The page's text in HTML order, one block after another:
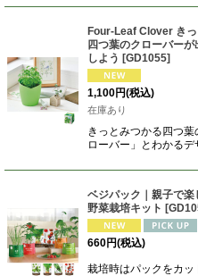
Four-Leaf Clover き
四つ葉のクローバー
しよう [GD1055]
1,100円(税込)
在庫あり
きっとみつかる四つ
ローバー」とわかる
ベジパック｜親子で
野菜栽培キット [
660円(税込)
栽培時はパックをカッ